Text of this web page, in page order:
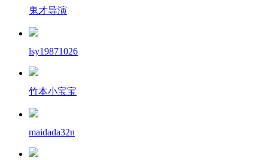
鬼才导演
lsy19871026
竹本小宝宝
maidada32n